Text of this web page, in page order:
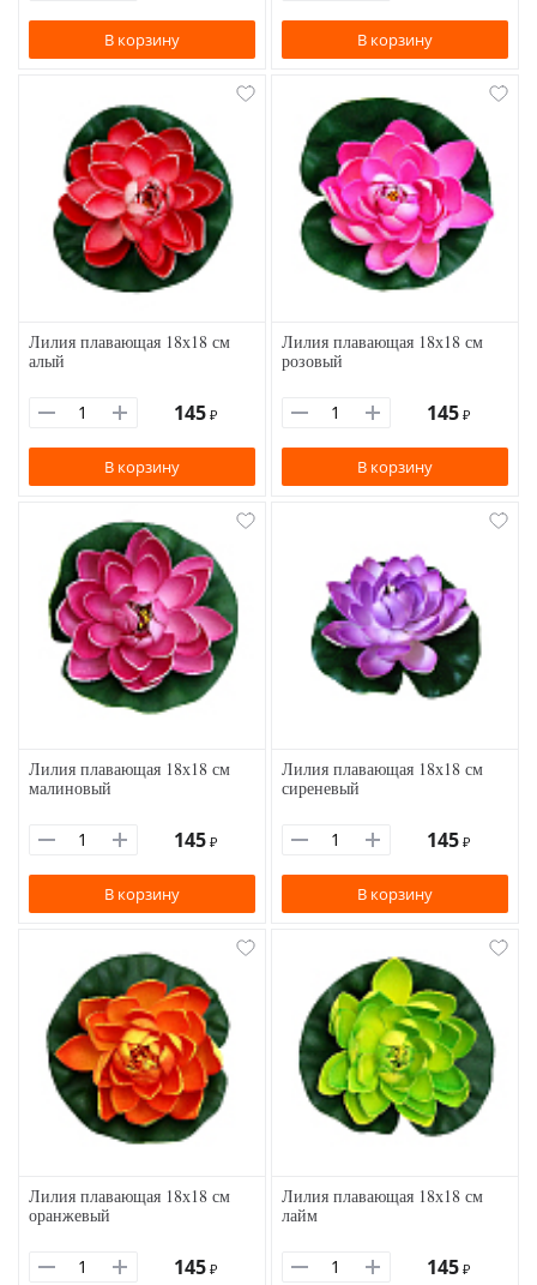
В корзину В корзину
Лилия плавающая 18х18 см
алый
145 ₽
В корзину
Лилия плавающая 18х18 см
розовый
145 ₽
В корзину
Лилия плавающая 18х18 см
малиновый
145 ₽
В корзину
Лилия плавающая 18х18 см
сиреневый
145 ₽
В корзину
Лилия плавающая 18х18 см
оранжевый
145 ₽
Лилия плавающая 18х18 см
лайм
145 ₽